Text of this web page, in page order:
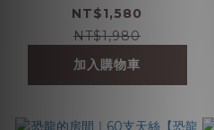
抗菌
NT$1,580
NT$1,980
加入購物車